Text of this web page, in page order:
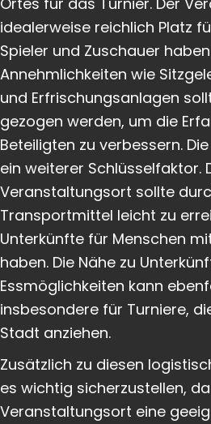
idealerweise reichlich Platz
Spieler und Zuschauer
Annehmlichkeiten wie
und Erfrischungsanlagen
gezogen werden, um die
Beteiligten zu verbessern.
ein weiterer Schlüsselfaktor.
Veranstaltungsort sollte
Transportmittel leicht zu
Unterkünfte für Menschen
haben. Die Nähe zu
Essmöglichkeiten kann
insbesondere für Turniere,
Stadt anziehen.
Zusätzlich zu diesen
es wichtig sicherzustellen,
Veranstaltungsort eine